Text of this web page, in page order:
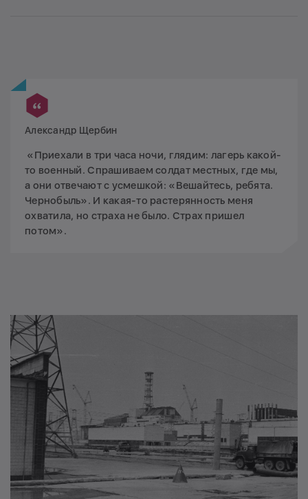
Александр Щербин
«Приехали в три часа ночи, глядим: лагерь какой-
то военный. Спрашиваем солдат местных, где мы,
а они отвечают с усмешкой: «Вешайтесь, ребята.
Чернобыль». И какая-то растерянность меня
охватила, но страха не было. Страх пришел
потом».